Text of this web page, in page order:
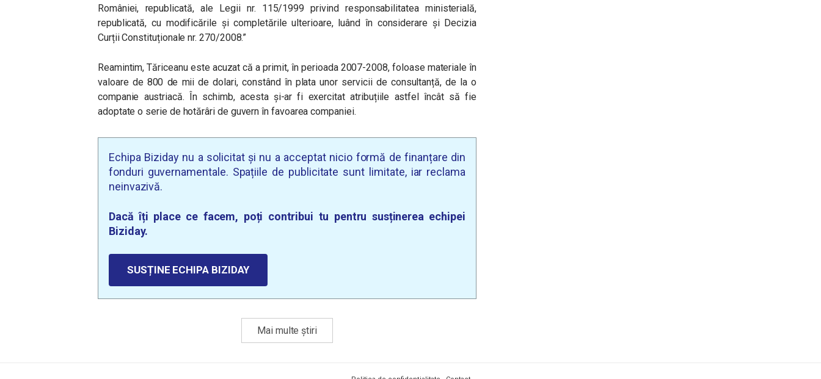
României, republicată, ale Legii nr. 115/1999 privind responsabilitatea ministerială,
republicată, cu modificările și completările ulterioare, luând în considerare și Decizia
Curții Constituționale nr. 270/2008.”
Reamintim, Tăriceanu este acuzat că a primit, în perioada 2007-2008, foloase materiale în
valoare de 800 de mii de dolari, constând în plata unor servicii de consultanță, de la o
companie austriacă. În schimb, acesta și-ar fi exercitat atribuțiile astfel încât să fie
adoptate o serie de hotărâri de guvern în favoarea companiei.
Echipa Biziday nu a solicitat și nu a acceptat nicio formă de finanțare din
fonduri guvernamentale. Spațiile de publicitate sunt limitate, iar reclama
neinvazivă.
Dacă îți place ce facem, poți contribui tu pentru susținerea echipei
Biziday.
SUSȚINE ECHIPA BIZIDAY
Mai multe știri